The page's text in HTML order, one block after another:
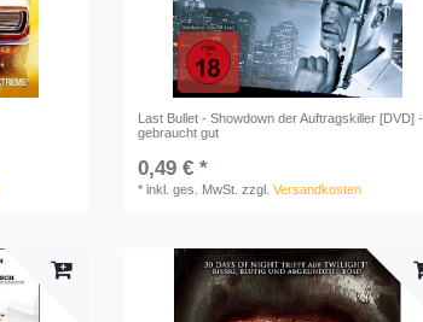
Last Bullet - Showdown der Auftragskiller [DVD] -
gebraucht gut
0,49 € *
*inkl. ges. MwSt. zzgl.Versandkosten